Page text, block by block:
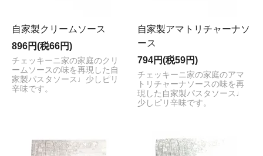
自家製クリームソース
896円(税66円)
チェッキーニ家の家庭のクリ
ームソースの味を再現した自
家製パスタソース♩少しピリ
辛味です。
自家製アマトリチャーナソ
ース
794円(税59円)
チェッキーニ家の家庭のアマ
トリチャーナソースの味を再
現した自家製パスタソース♩
少しピリ辛味です。